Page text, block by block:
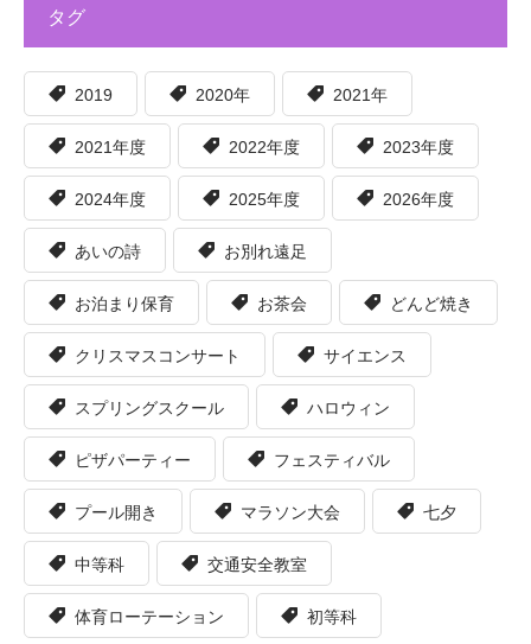
タグ
2019 2020年 2021年
2021年度 2022年度 2023年度
2024年度 2025年度 2026年度
あいの詩 お別れ遠足
お泊まり保育 お茶会 どんど焼き
クリスマスコンサート サイエンス
スプリングスクール ハロウィン
ピザパーティー フェスティバル
プール開き マラソン大会 七夕
中等科 交通安全教室
体育ローテーション 初等科